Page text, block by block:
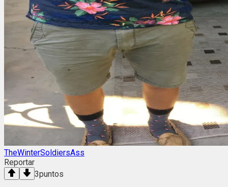
TheWinterSoldiersAss
Reportar
3puntos